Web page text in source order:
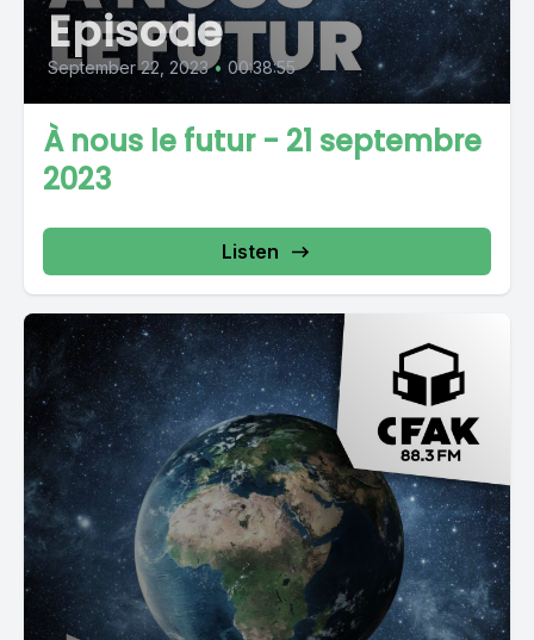
Episode
September 22, 2023 • 00:38:55
À nous le futur - 21 septembre
2023
Listen